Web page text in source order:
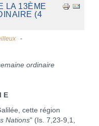
LA 13ÈME
(4
ordinaire
E
cette région
Nations" (Is. 7,23-9,1,